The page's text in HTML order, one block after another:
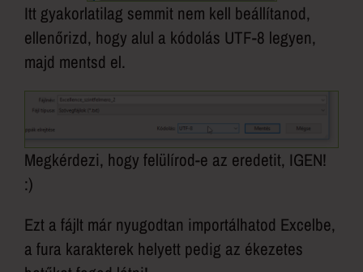
Itt gyakorlatilag semmit nem kell beállítanod,
ellenőrizd, hogy alul a kódolás UTF-8 legyen,
majd mentsd el.
Megkérdezi, hogy felülírod-e az eredetit, IGEN!
:)
Ezt a fájlt már nyugodtan importálhatod Excelbe,
a fura karakterek helyett pedig az ékezetes